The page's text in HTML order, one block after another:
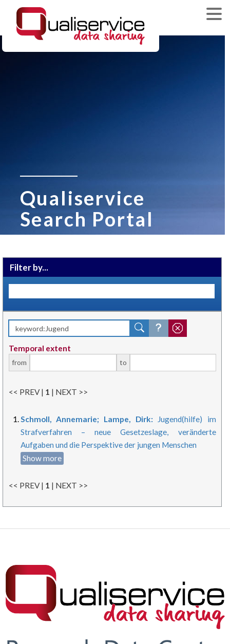
Qualiservice
Search Portal
Filter by...
Temporal extent
from to
<< PREV | 1 | NEXT >>
Schmoll, Annemarie; Lampe, Dirk:
Jugend(hilfe) im
Strafverfahren – neue Gesetzeslage, veränderte
Aufgaben und die Perspektive der jungen Menschen
Show more
<< PREV | 1 | NEXT >>